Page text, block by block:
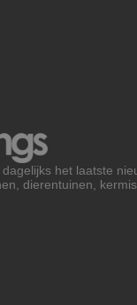
het laatste
dierentuinen,